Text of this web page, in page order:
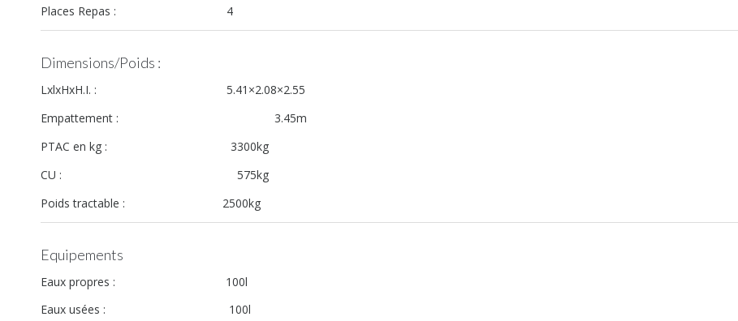
Places Repas : 4
Dimensions/Poids :
LxlxHxH.I. : 5.41×2.08×2.55
Empattement : 3.45m
PTAC en kg : 3300kg
CU : 575kg
Poids tractable : 2500kg
Equipements
Eaux propres : 100l
Eaux usées : 100l